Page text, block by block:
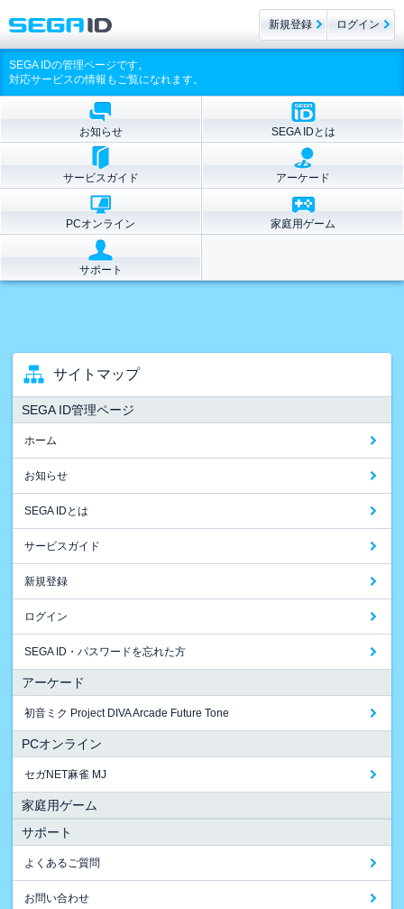
SEGA IDの管理ページです。
対応サービスの情報もご覧になれます。
お知らせ SEGA IDとは
サービスガイド アーケード
PCオンライン 家庭用ゲーム
サポート
サイトマップ
SEGA ID管理ページ
ホーム
お知らせ
SEGA IDとは
サービスガイド
新規登録
ログイン
SEGA ID・パスワードを忘れた方
アーケード
初音ミク Project DIVA Arcade Future Tone
PCオンライン
セガNET麻雀 MJ
家庭用ゲーム
サポート
よくあるご質問
お問い合わせ
新規登録 ログイン